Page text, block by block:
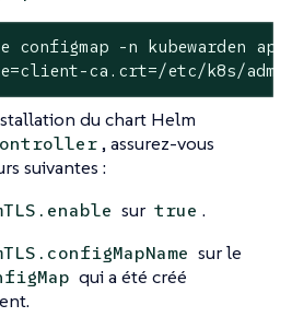
configmap -n kubewarden
ca.crt=/etc/k8s/
du chart Helm
, assurez-vous
suivantes :
sur true .
sur le
qui a été créé